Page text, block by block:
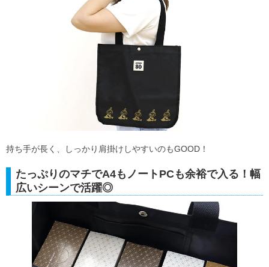
持ち手が長く、しっかり肩掛けしやすいのもGOOD！
たっぷりのマチでA4もノートPCも余裕で入る！幅
広いシーンで活躍◎